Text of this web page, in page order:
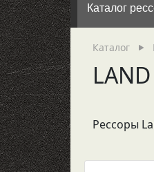
Каталог
Каталог
Рессоры